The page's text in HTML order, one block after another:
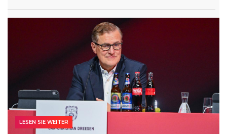
LESEN SIE WEITER